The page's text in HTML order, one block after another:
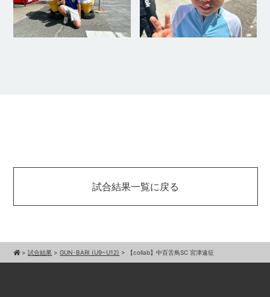
試合結果一覧に戻る
>試合結果 >GUN･BARI (U9~U12) > 【collab】中百舌鳥SC 宮津遠征